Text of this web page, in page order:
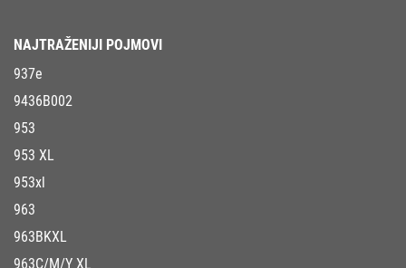
NAJTRAŽENIJI POJMOVI
937e
9436B002
953
953 XL
953xl
963
963BKXL
963C/M/Y XL